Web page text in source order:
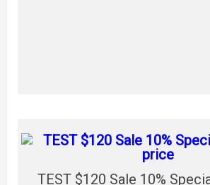
TEST $120 Sale 10%